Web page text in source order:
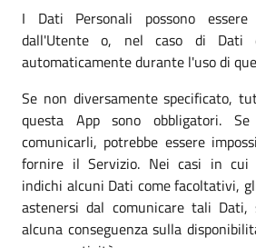
I Dati Personali possono
dall'Utente o, nel caso di Dati
automaticamente durante l'uso di
Se non diversamente specificato,
questa App sono obbligatori.
comunicarli, potrebbe essere
fornire il Servizio. Nei casi in cui
indichi alcuni Dati come facoltativi,
astenersi dal comunicare tali Dati,
alcuna conseguenza sulla